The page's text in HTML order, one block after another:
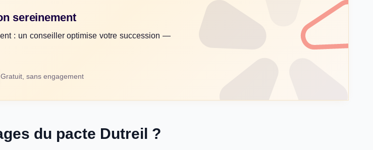
sereinement
: un conseiller optimise votre succession —
Gratuit, sans engagement
du pacte Dutreil ?